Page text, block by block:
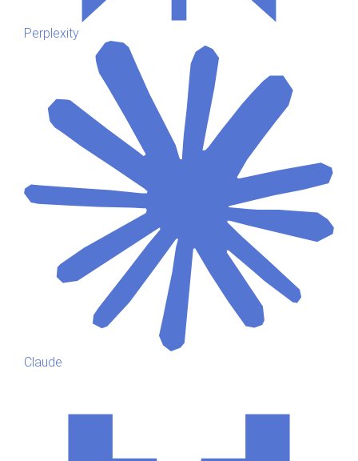
Perplexity
Claude